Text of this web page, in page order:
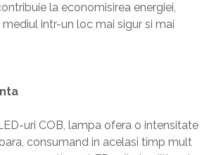
la economisirea energiei,
intr-un loc mai sigur si mai
uri COB, lampa ofera o intensitate
consumand in acelasi timp mult